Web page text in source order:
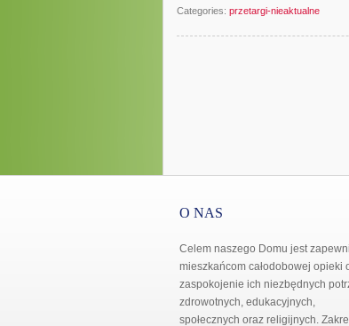
Categories: przetargi-nieaktualne
O NAS
Celem naszego Domu jest
mieszkańcom całodobowej opieki
zaspokojenie ich niezbędnych
zdrowotnych, edukacyjnych,
społecznych oraz religijnych.